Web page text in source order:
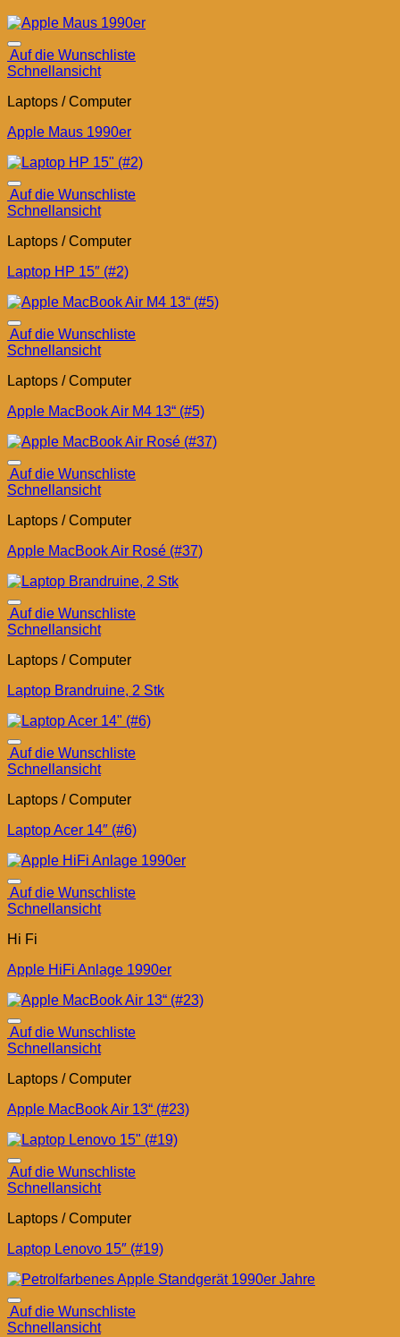
Auf die Wunschliste
Schnellansicht
Laptops / Computer
Apple Maus 1990er
Auf die Wunschliste
Schnellansicht
Laptops / Computer
Laptop HP 15″ (#2)
Auf die Wunschliste
Schnellansicht
Laptops / Computer
Apple MacBook Air M4 13“ (#5)
Auf die Wunschliste
Schnellansicht
Laptops / Computer
Apple MacBook Air Rosé (#37)
Auf die Wunschliste
Schnellansicht
Laptops / Computer
Laptop Brandruine, 2 Stk
Auf die Wunschliste
Schnellansicht
Laptops / Computer
Laptop Acer 14″ (#6)
Auf die Wunschliste
Schnellansicht
Hi Fi
Apple HiFi Anlage 1990er
Auf die Wunschliste
Schnellansicht
Laptops / Computer
Apple MacBook Air 13“ (#23)
Auf die Wunschliste
Schnellansicht
Laptops / Computer
Laptop Lenovo 15″ (#19)
Auf die Wunschliste
Schnellansicht